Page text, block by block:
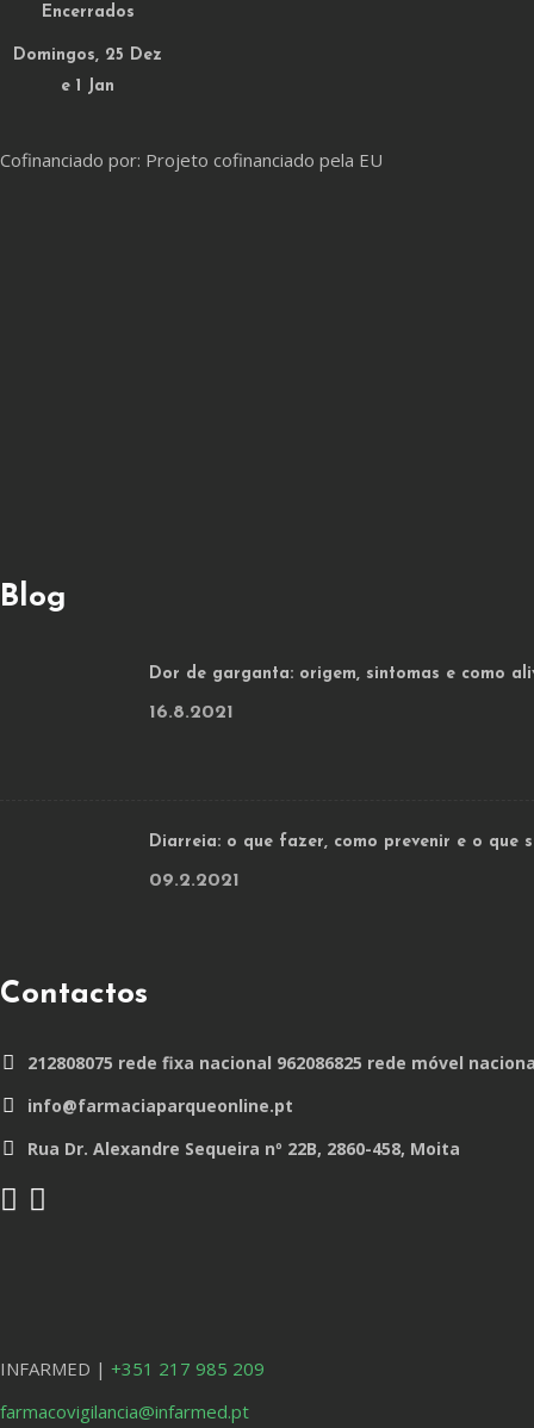
Encerrados
Domingos, 25 Dez
e 1 Jan
Cofinanciado por: Projeto cofinanciado pela EU
Blog
Dor de garganta: origem, sintomas e como
16.8.2021
Diarreia: o que fazer, como prevenir e o que
09.2.2021
Contactos
212808075 rede fixa nacional 962086825 rede móvel
info@farmaciaparqueonline.pt
Rua Dr. Alexandre Sequeira nº 22B, 2860-458, Moita
INFARMED | +351 217 985 209
farmacovigilancia@infarmed.pt